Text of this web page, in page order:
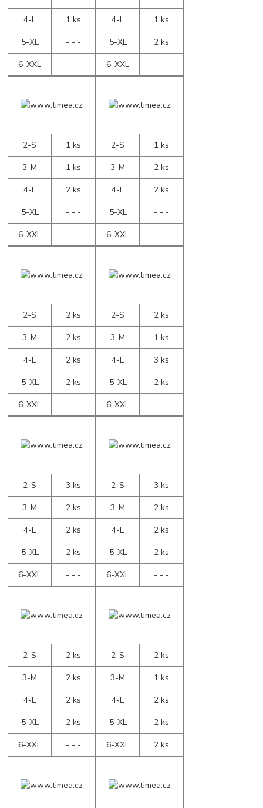
4-L
1 ks
5-XL
- - -
6-XXL
- - -
4-L
1 ks
5-XL
2 ks
6-XXL
- - -
2-S
1 ks
3-M
1 ks
4-L
2 ks
5-XL
- - -
6-XXL
- - -
2-S
1 ks
3-M
2 ks
4-L
2 ks
5-XL
- - -
6-XXL
- - -
2-S
2 ks
3-M
2 ks
4-L
2 ks
5-XL
2 ks
6-XXL
- - -
2-S
2 ks
3-M
1 ks
4-L
3 ks
5-XL
2 ks
6-XXL
- - -
2-S
3 ks
3-M
2 ks
4-L
2 ks
5-XL
2 ks
6-XXL
- - -
2-S
3 ks
3-M
2 ks
4-L
2 ks
5-XL
2 ks
6-XXL
- - -
2-S
2 ks
3-M
2 ks
4-L
2 ks
5-XL
2 ks
6-XXL
- - -
2-S
2 ks
3-M
1 ks
4-L
2 ks
5-XL
2 ks
6-XXL
2 ks